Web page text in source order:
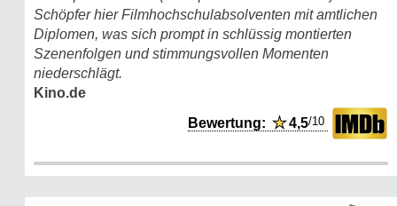
Schöpfer hier Filmhochschulabsolventen mit amtlichen
Diplomen, was sich prompt in schlüssig montierten
Szenenfolgen und stimmungsvollen Momenten
niederschlägt.
Kino.de
Bewertung:★4,5/10